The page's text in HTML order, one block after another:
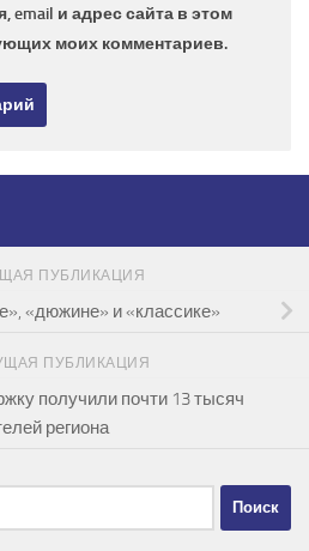
email и адрес сайта в этом
моих комментариев.
ПУБЛИКАЦИЯ
«дюжине» и «классике»
ПУБЛИКАЦИЯ
получили почти 13 тысяч
региона